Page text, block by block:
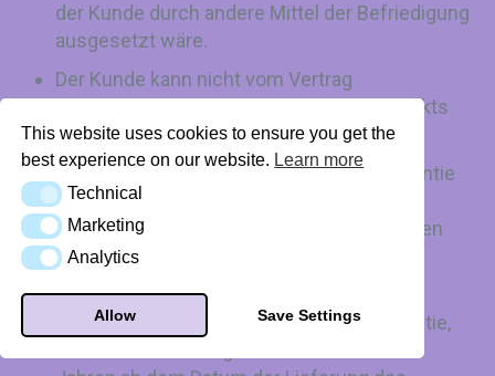
This website uses cookies to ensure you get the
best experience on our website. Learn more
Technical
Technical
Marketing
Marketing
AnalyticsAnalytics
Allow Save Settings
der Kunde durch andere Mittel der Befriedigung
ausgesetzt wäre.
Der Kunde kann nicht vom Vertrag
zurücktreten, wenn der Mangel des Produkts
unerheblich ist;
Das Verfahren zur Beanstandung der Garantie
richtet sich nach dem in Punkt VIII der
Verordnung festgelegten Verfahren und den
Bestimmungen des Bürgerlichen
Der Verkäufer haftet im Rahmen der Garantie,
wenn ein Sachmangel vor Ablauf von zwei